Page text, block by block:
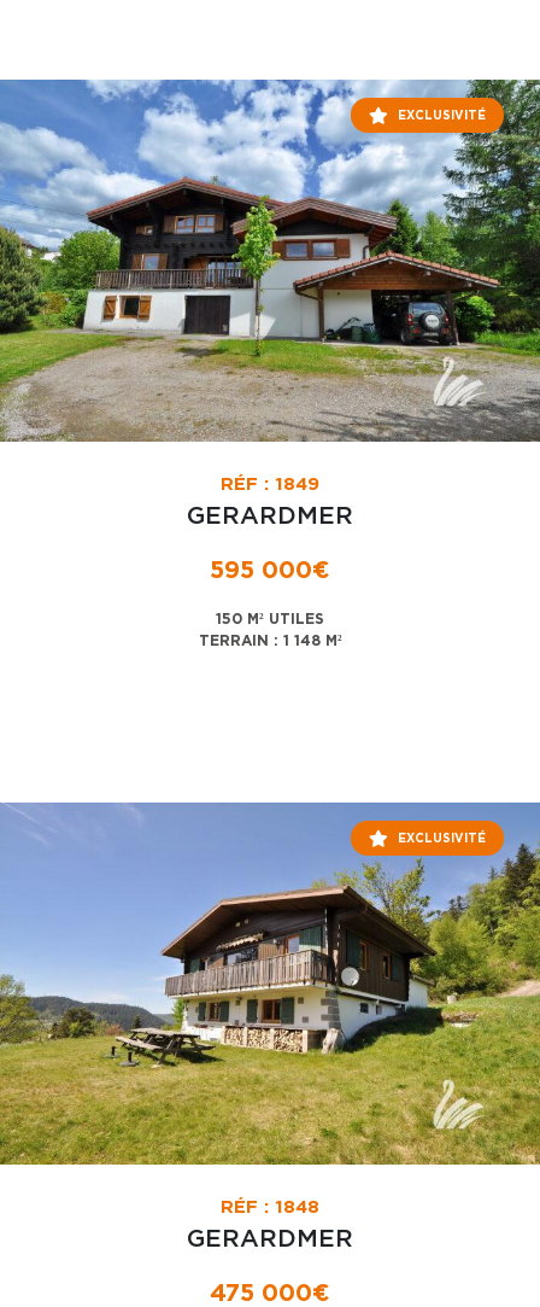
EXCLUSIVITÉ
RÉF : 1849
GERARDMER
595 000€
150 M² UTILES
TERRAIN : 1 148 M²
EXCLUSIVITÉ
RÉF : 1848
GERARDMER
475 000€